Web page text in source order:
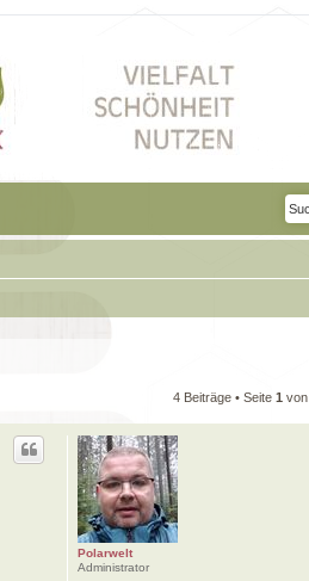
4 Beiträge • Seite 1 von
Polarwelt
Administrator